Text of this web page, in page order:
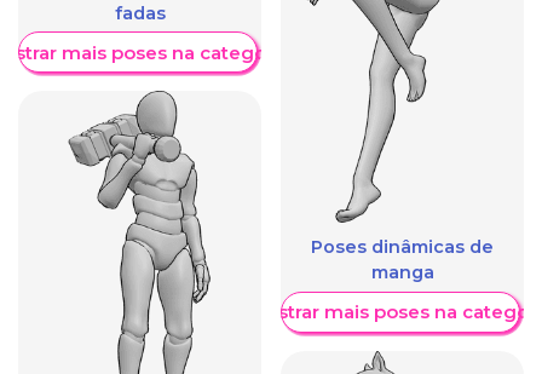
fadas
mais poses na categoria
Poses dinâmicas de
manga
Mostrar mais poses na